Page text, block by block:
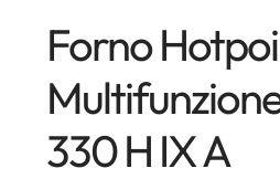
Forno
330 H IX A